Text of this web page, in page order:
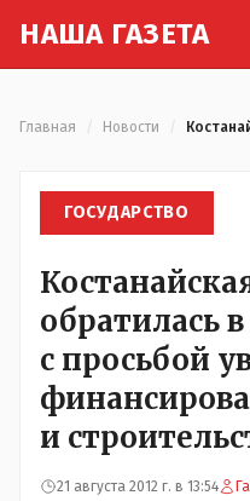
НАША ГАЗЕТА
Главная Новости
ГОСУДАРСТВО
обратилась
с просьбой
и
21 августа 2012 г. в 13:54